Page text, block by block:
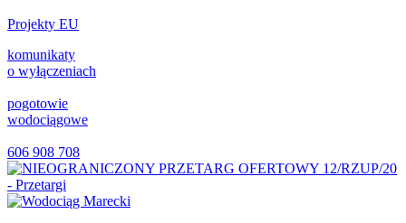
Projekty EU
komunikaty
o wyłączeniach
pogotowie
wodociągowe
606 908 708